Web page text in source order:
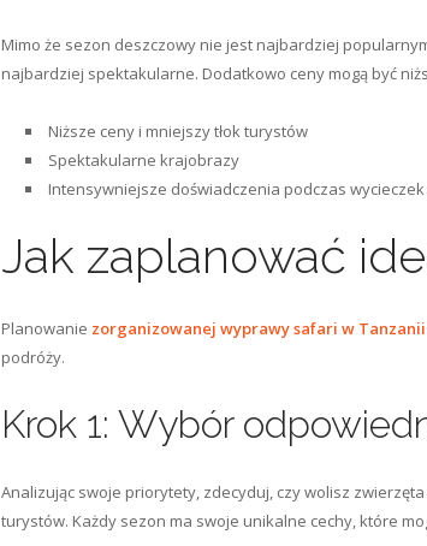
Mimo że sezon deszczowy nie jest najbardziej
najbardziej spektakularne. Dodatkowo ceny mogą być
Niższe ceny i mniejszy tłok turystów
Spektakularne krajobrazy
Intensywniejsze doświadczenia podczas
Jak zaplanować
Planowanie zorganizowanej wyprawy safari w Tanzanii
podróży.
Krok 1: Wybór
Analizując swoje priorytety, zdecyduj, czy wolisz
turystów. Każdy sezon ma swoje unikalne cechy, które